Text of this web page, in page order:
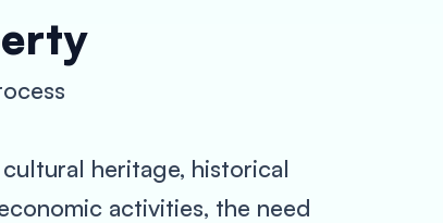
heritage, historical
activities, the need